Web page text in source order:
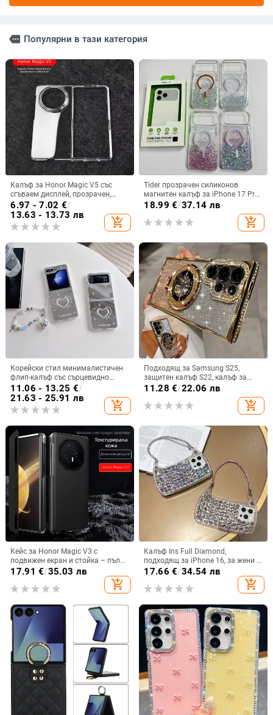
more Популярни в тази категория
Калъф за Honor Magic V5 със
сгъваем дисплей, прозрачен,
лъскав, PC материал
6.97 - 7.02 €/
13.63 - 13.73 лв
add_shopping_cart
Tider прозрачен силиконов
магнитен калъф за iPhone 17 Pro
Max, защита срещу падане,
18.99 €/37.14 лв
add_shopping_cart
Корейски стил минималистичен
флип-калъф със сърцевидно
огледало за Samsung Galaxy Z
Flip 3/4/5
11.06 - 13.25 €/
21.63 - 25.91 лв
add_shopping_cart
Подходящ за Samsung S25,
защитен калъф S22, калъф за
мобилен телефон Edge Drill, S24,
прозрачен магнитен държач със
стрази A56, брокат против
11.28 €/22.06 лв
add_shopping_cart
Кейс за Honor Magic V3 с
подвижен екран и стойка – пълна
защита, удароустойчив, против
имитационна кожа, прецизна
17.91 €/35.03 лв
add_shopping_cart
Калъф Ins Full Diamond,
подходящ за iPhone 16, за жени с
14-инчова личност, огледална
рамка с 13 големи отвора и
електролитно покритие, с
17.66 €/34.54 лв
add_shopping_cart